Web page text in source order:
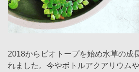
2018からビオトープを始め水草の成
れました。今やボトルアクアリウム